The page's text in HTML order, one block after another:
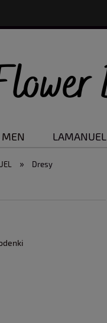
MEN LAMANUEL
Promocje
» Dresy